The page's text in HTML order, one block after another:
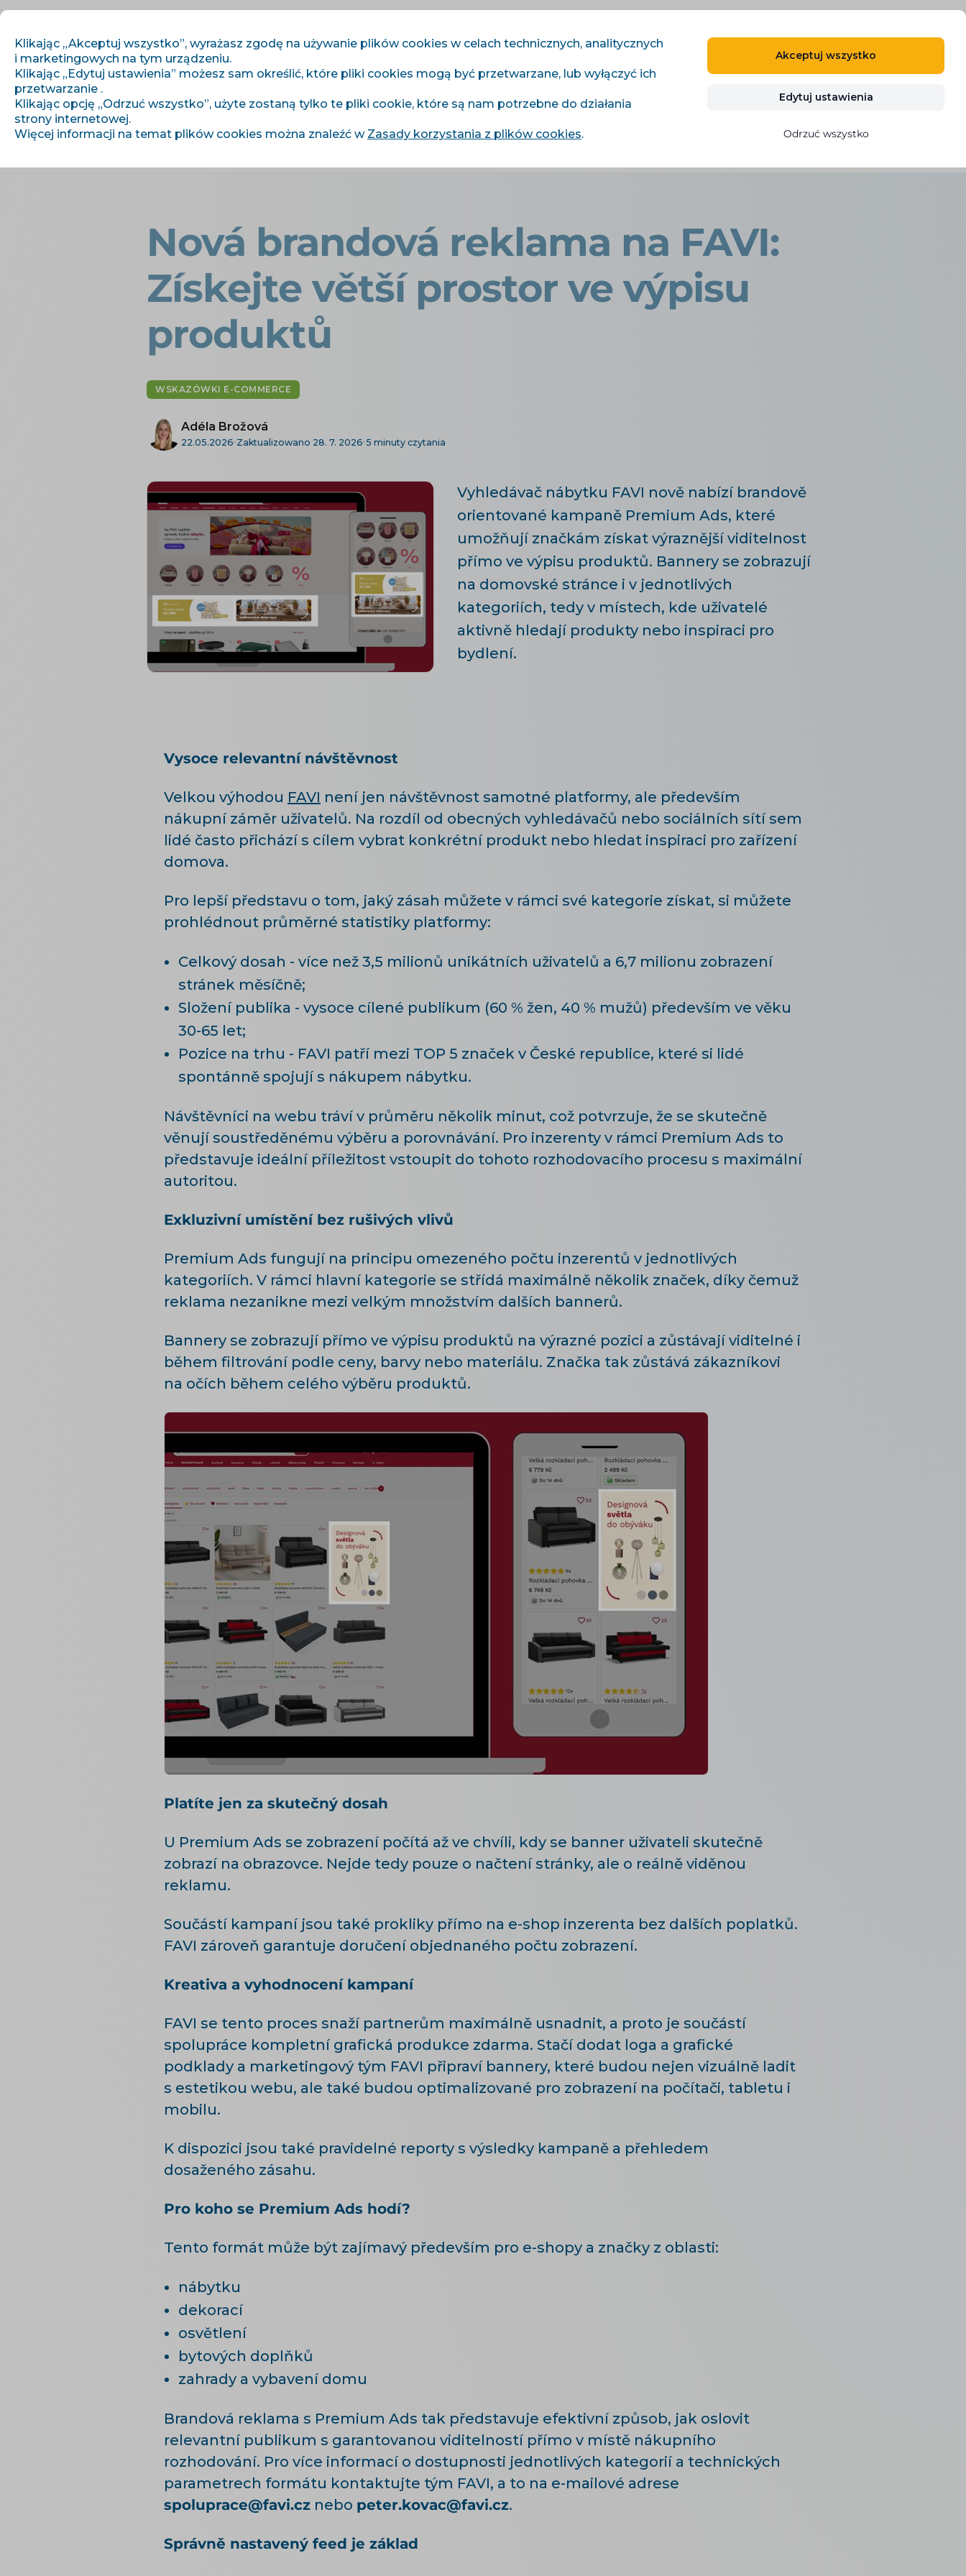
WYPRÓBUJ ZA DARMO
Nová brandová reklama na FAVI:
Získejte větší prostor ve výpisu
produktů
WSKAZÓWKI E-COMMERCE
Adéla Brožová
22.05.2026 Zaktualizowano 28. 7. 2026 5 minuty czytania
Vyhledávač nábytku FAVI nově nabízí brandově
orientované kampaně Premium Ads, které
umožňují značkám získat výraznější viditelnost
přímo ve výpisu produktů. Bannery se zobrazují
na domovské stránce i v jednotlivých
kategoriích, tedy v místech, kde uživatelé
aktivně hledají produkty nebo inspiraci pro
bydlení.
Vysoce relevantní návštěvnost
Velkou výhodou FAVI není jen návštěvnost samotné platformy, ale především
nákupní záměr uživatelů. Na rozdíl od obecných vyhledávačů nebo sociálních sítí sem
lidé často přichází s cílem vybrat konkrétní produkt nebo hledat inspiraci pro zařízení
domova.
Pro lepší představu o tom, jaký zásah můžete v rámci své kategorie získat, si můžete
prohlédnout průměrné statistiky platformy:
Celkový dosah - více než 3,5 milionů unikátních uživatelů a 6,7 milionu zobrazení
stránek měsíčně;
Složení publika - vysoce cílené publikum (60 % žen, 40 % mužů) především ve věku
30-65 let;
Pozice na trhu - FAVI patří mezi TOP 5 značek v České republice, které si lidé
spontánně spojují s nákupem nábytku.
Návštěvníci na webu tráví v průměru několik minut, což potvrzuje, že se skutečně
věnují soustředěnému výběru a porovnávání. Pro inzerenty v rámci Premium Ads to
představuje ideální příležitost vstoupit do tohoto rozhodovacího procesu s maximální
autoritou.
Exkluzivní umístění bez rušivých vlivů
Premium Ads fungují na principu omezeného počtu inzerentů v jednotlivých
kategoriích. V rámci hlavní kategorie se střídá maximálně několik značek, díky čemuž
reklama nezanikne mezi velkým množstvím dalších bannerů.
Bannery se zobrazují přímo ve výpisu produktů na výrazné pozici a zůstávají viditelné i
během filtrování podle ceny, barvy nebo materiálu. Značka tak zůstává zákazníkovi
na očích během celého výběru produktů.
Platíte jen za skutečný dosah
U Premium Ads se zobrazení počítá až ve chvíli, kdy se banner uživateli skutečně
zobrazí na obrazovce. Nejde tedy pouze o načtení stránky, ale o reálně viděnou
reklamu.
Součástí kampaní jsou také prokliky přímo na e-shop inzerenta bez dalších poplatků.
FAVI zároveň garantuje doručení objednaného počtu zobrazení.
Kreativa a vyhodnocení kampaní
FAVI se tento proces snaží partnerům maximálně usnadnit, a proto je součástí
spolupráce kompletní grafická produkce zdarma. Stačí dodat loga a grafické
podklady a marketingový tým FAVI připraví bannery, které budou nejen vizuálně ladit
s estetikou webu, ale také budou optimalizované pro zobrazení na počítači, tabletu i
mobilu.
K dispozici jsou také pravidelné reporty s výsledky kampaně a přehledem
dosaženého zásahu.
Pro koho se Premium Ads hodí?
Tento formát může být zajímavý především pro e-shopy a značky z oblasti:
nábytku
dekorací
osvětlení
bytových doplňků
zahrady a vybavení domu
Brandová reklama s Premium Ads tak představuje efektivní způsob, jak oslovit
relevantní publikum s garantovanou viditelností přímo v místě nákupního
rozhodování. Pro více informací o dostupnosti jednotlivých kategorií a technických
parametrech formátu kontaktujte tým FAVI, a to na e-mailové adrese
spoluprace@favi.cz nebo peter.kovac@favi.cz.
Správně nastavený feed je základ
Klikając „Akceptuj wszystko”, wyrażasz zgodę na używanie plików cookies w celach technicznych, analitycznych
i marketingowych na tym urządzeniu.
Klikając „Edytuj ustawienia” możesz sam określić, które pliki cookies mogą być przetwarzane, lub wyłączyć ich
przetwarzanie .
Klikając opcję „Odrzuć wszystko”, użyte zostaną tylko te pliki cookie, które są nam potrzebne do działania
strony internetowej.
Więcej informacji na temat plików cookies można znaleźć w Zasady korzystania z plików cookies.
Akceptuj wszystko
Edytuj ustawienia
Odrzuć wszystko